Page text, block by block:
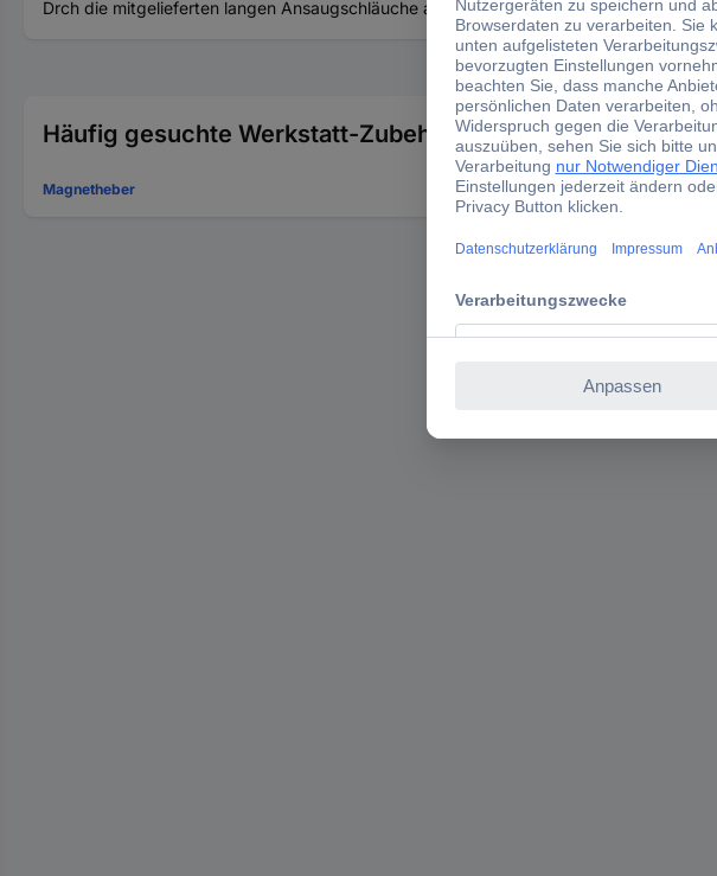
Drch die mitgelieferten langen Ansaugschläuche auch für schwer zugängliche
Häufig gesuchte Werkstatt-Zubehör (sonstiges):
Magnetheber